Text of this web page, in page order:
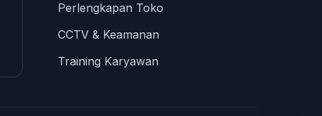
Perlengkapan Toko
CCTV & Keamanan
Training Karyawan